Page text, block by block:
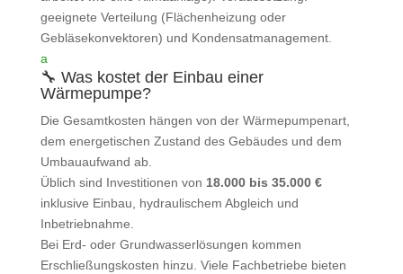
geeignete Verteilung (Flächenheizung oder
Gebläsekonvektoren) und Kondensatmanagement.
a
🔧 Was kostet der Einbau einer
Wärmepumpe?
Die Gesamtkosten hängen von der Wärmepumpenart,
dem energetischen Zustand des Gebäudes und dem
Umbauaufwand ab.
Üblich sind Investitionen von 18.000 bis 35.000 €
inklusive Einbau, hydraulischem Abgleich und
Inbetriebnahme.
Bei Erd- oder Grundwasserlösungen kommen
Erschließungskosten hinzu. Viele Fachbetriebe bieten